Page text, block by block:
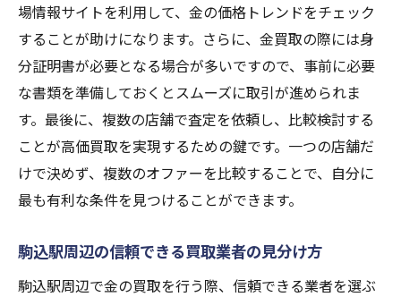
金買取に関する法律と規制
買取後の手続きとフォローアップ
金の買取価格を最大化するための駒込駅周辺の
選び方
高価買取を実現するための店舗選び
買取店舗の実績と信頼性の確認
口コミと評価のチェック方法
買取価格の交渉術とそのコツ
オンライン査定と店舗査定の比較
場情報サイトを利用して、金の価格トレンドをチェック
することが助けになります。さらに、金買取の際には身
分証明書が必要となる場合が多いですので、事前に必要
な書類を準備しておくとスムーズに取引が進められま
す。最後に、複数の店舗で査定を依頼し、比較検討する
ことが高価買取を実現するための鍵です。一つの店舗だ
けで決めず、複数のオファーを比較することで、自分に
最も有利な条件を見つけることができます。
駒込駅周辺の信頼できる買取業者の見分け方
駒込駅周辺で金の買取を行う際、信頼できる業者を選ぶ